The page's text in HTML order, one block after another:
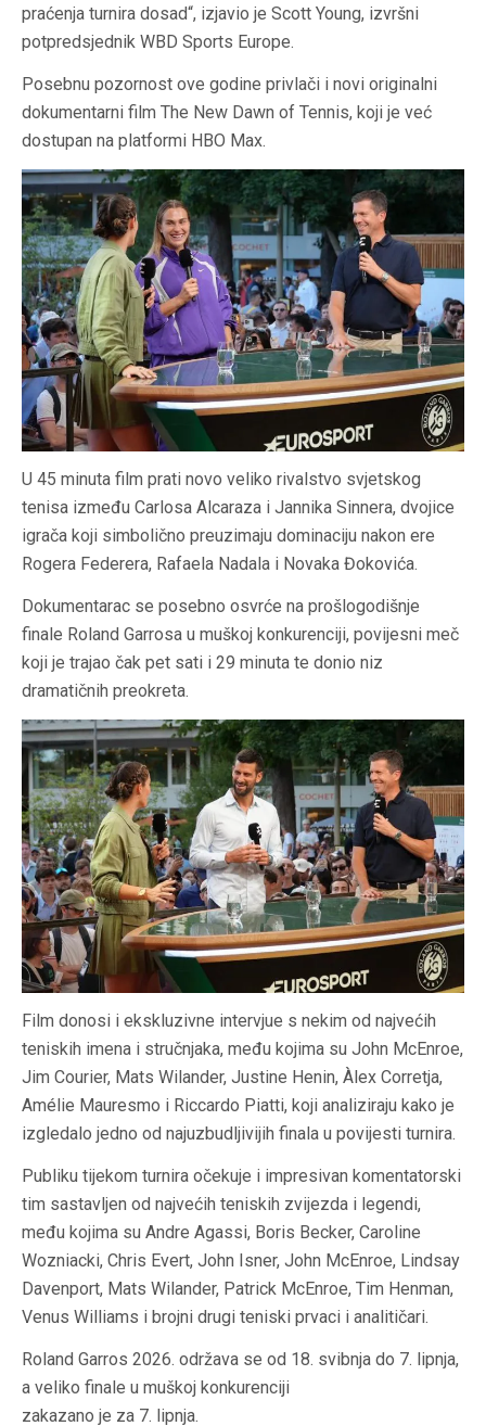
praćenja turnira dosad“, izjavio je Scott Young, izvršni
potpredsjednik WBD Sports Europe.
Posebnu pozornost ove godine privlači i novi originalni
dokumentarni film The New Dawn of Tennis, koji je već
dostupan na platformi HBO Max.
U 45 minuta film prati novo veliko rivalstvo svjetskog
tenisa između Carlosa Alcaraza i Jannika Sinnera, dvojice
igrača koji simbolično preuzimaju dominaciju nakon ere
Rogera Federera, Rafaela Nadala i Novaka Đokovića.
Dokumentarac se posebno osvrće na prošlogodišnje
finale Roland Garrosa u muškoj konkurenciji, povijesni meč
koji je trajao čak pet sati i 29 minuta te donio niz
dramatičnih preokreta.
Film donosi i ekskluzivne intervjue s nekim od najvećih
teniskih imena i stručnjaka, među kojima su John McEnroe,
Jim Courier, Mats Wilander, Justine Henin, Àlex Corretja,
Amélie Mauresmo i Riccardo Piatti, koji analiziraju kako je
izgledalo jedno od najuzbudljivijih finala u povijesti turnira.
Publiku tijekom turnira očekuje i impresivan komentatorski
tim sastavljen od najvećih teniskih zvijezda i legendi,
među kojima su Andre Agassi, Boris Becker, Caroline
Wozniacki, Chris Evert, John Isner, John McEnroe, Lindsay
Davenport, Mats Wilander, Patrick McEnroe, Tim Henman,
Venus Williams i brojni drugi teniski prvaci i analitičari.
Roland Garros 2026. održava se od 18. svibnja do 7. lipnja,
a veliko finale u muškoj konkurenciji
zakazano je za 7. lipnja.